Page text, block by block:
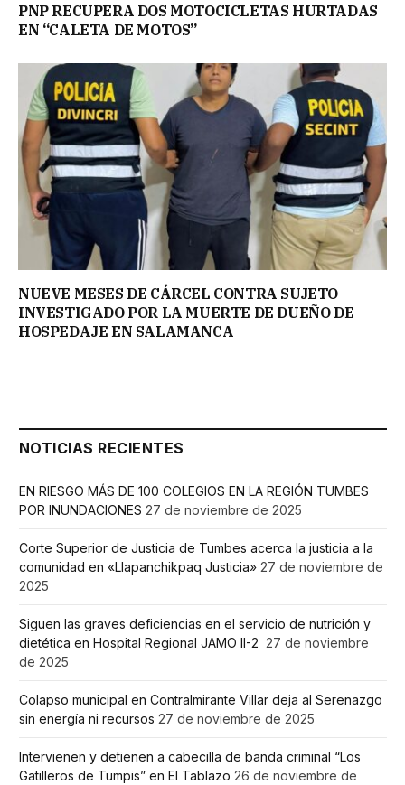
PNP RECUPERA DOS MOTOCICLETAS HURTADAS
EN “CALETA DE MOTOS”
NUEVE MESES DE CÁRCEL CONTRA SUJETO
INVESTIGADO POR LA MUERTE DE DUEÑO DE
HOSPEDAJE EN SALAMANCA
NOTICIAS RECIENTES
EN RIESGO MÁS DE 100 COLEGIOS EN LA REGIÓN TUMBES
POR INUNDACIONES 27 de noviembre de 2025
Corte Superior de Justicia de Tumbes acerca la justicia a la
comunidad en «Llapanchikpaq Justicia» 27 de noviembre de
2025
Siguen las graves deficiencias en el servicio de nutrición y
dietética en Hospital Regional JAMO II-2 27 de noviembre
de 2025
Colapso municipal en Contralmirante Villar deja al Serenazgo
sin energía ni recursos 27 de noviembre de 2025
Intervienen y detienen a cabecilla de banda criminal “Los
Gatilleros de Tumpis” en El Tablazo 26 de noviembre de